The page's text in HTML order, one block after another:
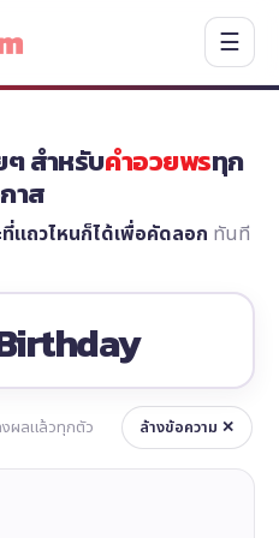
☰
สำหรับคำอวยพรทุก
าส
แถวไหนก็ได้เพื่อคัดลอก ทันที
งผลแล้วทุกตัว ล้างข้อความ ✕